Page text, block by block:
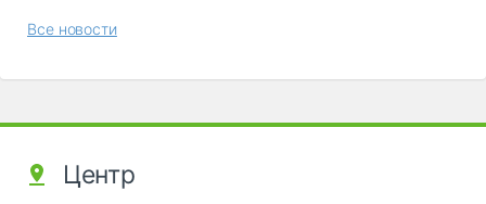
Все новости
Центр